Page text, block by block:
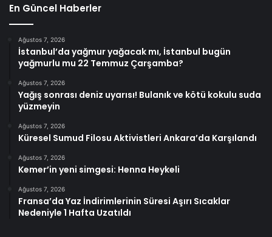
En Güncel Haberler
Ağustos 7, 2026
İstanbul’da yağmur yağacak mı, İstanbul bugün
yağmurlu mu 22 Temmuz Çarşamba?
Ağustos 7, 2026
Yağış sonrası deniz uyarısı! Bulanık ve kötü kokulu suda
yüzmeyin
Ağustos 7, 2026
Küresel Sumud Filosu Aktivistleri Ankara’da Karşılandı
Ağustos 7, 2026
Kemer’in yeni simgesi: Henna Heykeli
Ağustos 7, 2026
Fransa’da Yaz İndirimlerinin Süresi Aşırı Sıcaklar
Nedeniyle 1 Hafta Uzatıldı